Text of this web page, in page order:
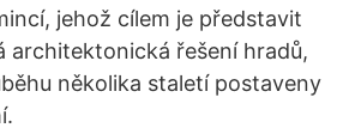
jehož cílem je představit
architektonická řešení hradů,
několika staletí postaveny